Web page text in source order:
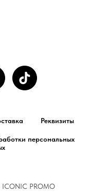
Реквизиты
персональных
PROMO